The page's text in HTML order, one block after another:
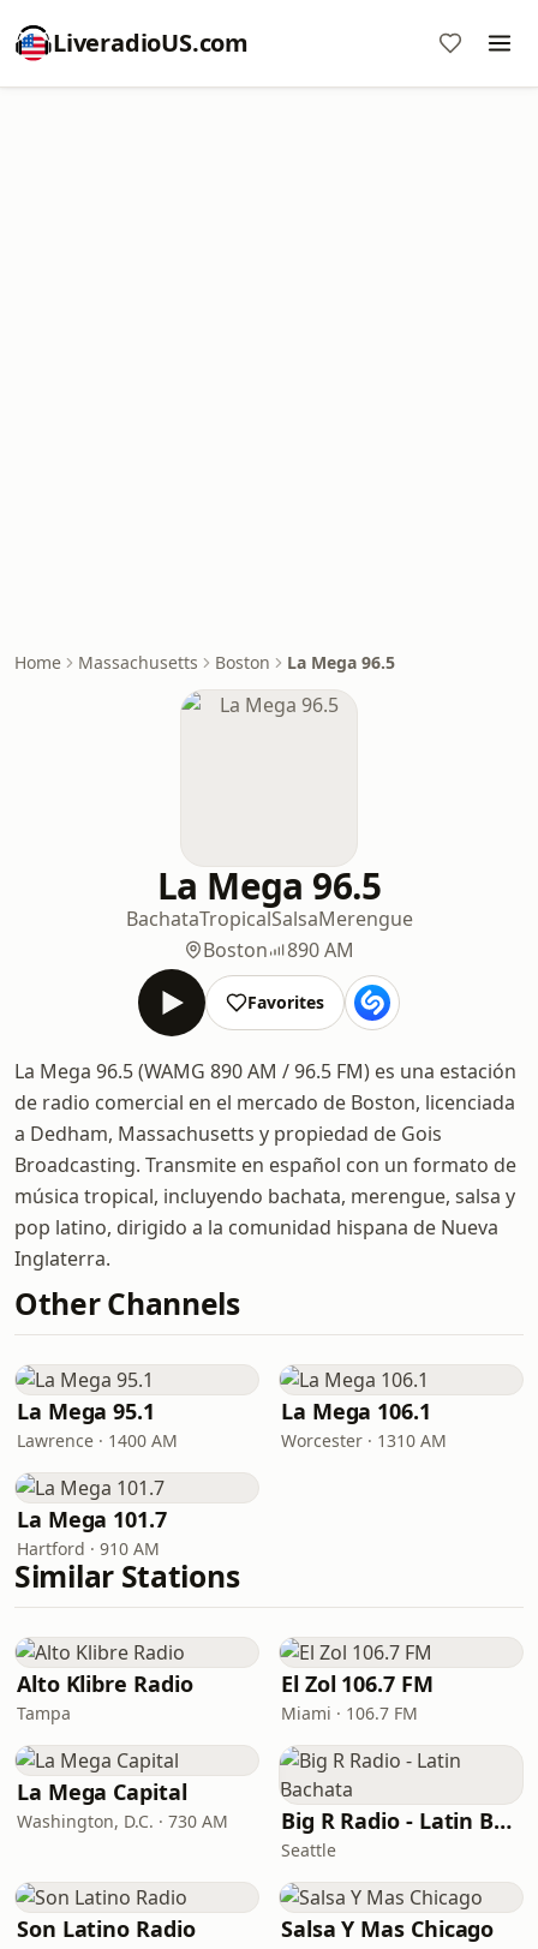
LiveradioUS.com
Home Massachusetts Boston La Mega 96.5
La Mega 96.5
BachataTropicalSalsaMerengue
Boston
890 AM
Favorites
La Mega 96.5 (WAMG 890 AM / 96.5 FM) es una estación
de radio comercial en el mercado de Boston, licenciada
a Dedham, Massachusetts y propiedad de Gois
Broadcasting. Transmite en español con un formato de
música tropical, incluyendo bachata, merengue, salsa y
pop latino, dirigido a la comunidad hispana de Nueva
Inglaterra.
Other Channels
La Mega 95.1
Lawrence · 1400 AM
La Mega 106.1
Worcester · 1310 AM
La Mega 101.7
Hartford · 910 AM
Similar Stations
Alto Klibre Radio
Tampa
El Zol 106.7 FM
Miami · 106.7 FM
La Mega Capital
Washington, D.C. · 730 AM Big R Radio - Latin Bachata
Seattle
Son Latino Radio Salsa Y Mas Chicago